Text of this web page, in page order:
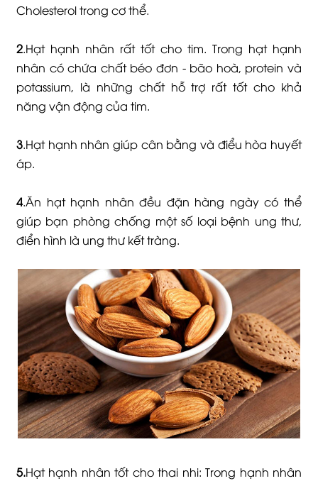
Cholesterol trong cơ thể.
2.Hạt hạnh nhân rất tốt cho tim. Trong hạt hạnh
nhân có chứa chất béo đơn - bão hoà, protein và
potassium, là những chất hỗ trợ rất tốt cho khả
năng vận động của tim.
3.Hạt hạnh nhân giúp cân bằng và điểu hòa huyết
áp.
4.Ăn hạt hạnh nhân đều đặn hàng ngày có thể
giúp bạn phòng chống một số loại bệnh ung thư,
điển hình là ung thư kết tràng.
5.Hạt hạnh nhân tốt cho thai nhi: Trong hạnh nhân